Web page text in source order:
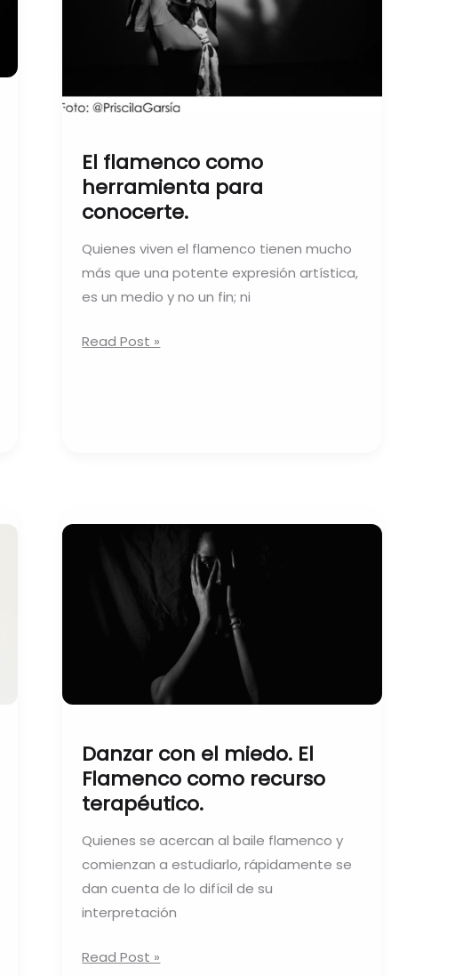
El flamenco como
herramienta para
conocerte.
Quienes viven el flamenco tienen mucho
más que una potente expresión artística,
es un medio y no un fin; ni
Read Post »
Danzar con el miedo. El
Flamenco como recurso
terapéutico.
Quienes se acercan al baile flamenco y
comienzan a estudiarlo, rápidamente se
dan cuenta de lo difícil de su
interpretación
terapéutico.
Read Post »